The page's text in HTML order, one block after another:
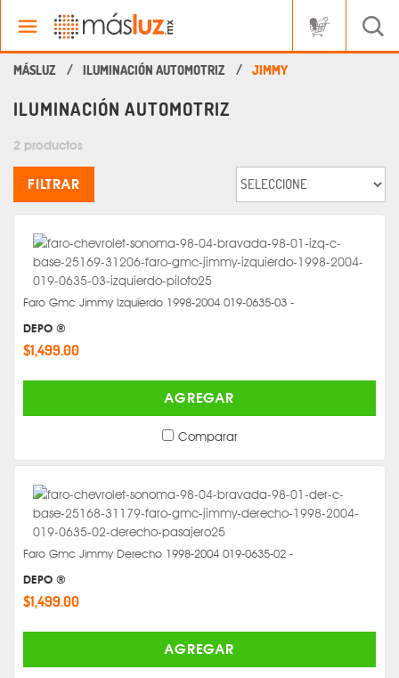
ILUMINACIÓN AUTOMOTRIZ JIMMY
ILUMINACIÓN AUTOMOTRIZ
2 productos
FILTRAR
Faro Gmc Jimmy Izquierdo 1998-2004 019-0635-03 -
DEPO ®
$1,499.00
AGREGAR
Comparar
Faro Gmc Jimmy Derecho 1998-2004 019-0635-02 -
DEPO ®
$1,499.00
AGREGAR